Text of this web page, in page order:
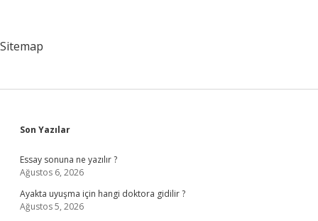
Sitemap
Sidebar
Son Yazılar
Essay sonuna ne yazılır ?
Ağustos 6, 2026
Ayakta uyuşma için hangi doktora gidilir ?
Ağustos 5, 2026